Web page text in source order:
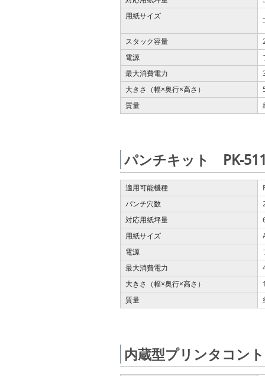
用紙サイズ
スタック容量
電源
最大消費電力
大きさ（幅×奥行×高さ）
質量
パンチキット PK-
適用可能機種
パンチ穴数
対応用紙坪量
用紙サイズ
電源
最大消費電力
大きさ（幅×奥行×高さ）
質量
内蔵型プリンタコン